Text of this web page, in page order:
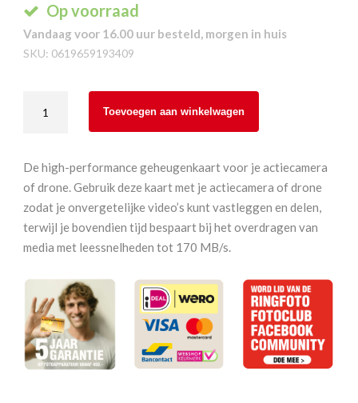
Op voorraad
Vandaag voor 16.00 uur besteld, morgen in huis
SKU: 0619659193409
Extreme
GB
microSDXC
170
MB/s
aantal
Toevoegen aan winkelwagen
De high-performance geheugenkaart voor je actiecamera
of drone. Gebruik deze kaart met je actiecamera of drone
zodat je onvergetelijke video’s kunt vastleggen en delen,
terwijl je bovendien tijd bespaart bij het overdragen van
media met leessnelheden tot 170 MB/s.